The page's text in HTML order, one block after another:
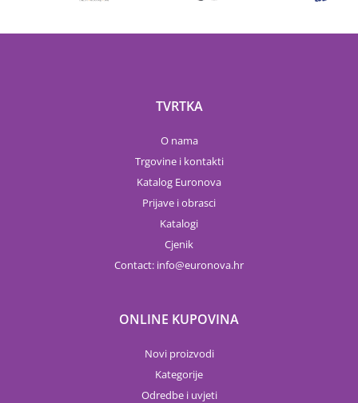
TVRTKA
O nama
Trgovine i kontakti
Katalog Euronova
Prijave i obrasci
Katalogi
Cjenik
Contact: info euronova.hr
ONLINE KUPOVINA
Novi proizvodi
Kategorije
Odredbe i uvjeti